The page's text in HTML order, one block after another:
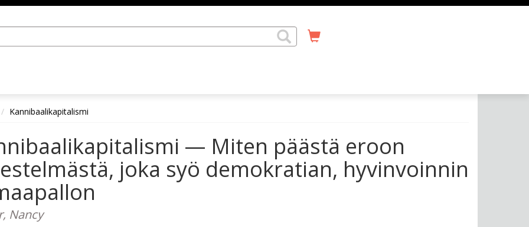
Kannibaalikapitalismi
— Miten päästä eroon
joka syö demokratian, hyvinvoinnin
Nancy